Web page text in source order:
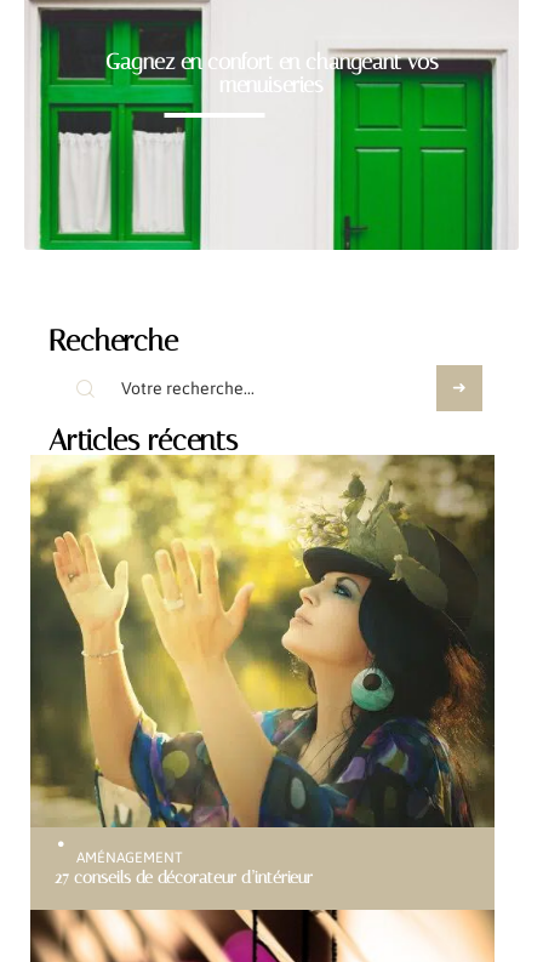
Gagnez en confort en changeant vos
menuiseries
Recherche
Articles récents
AMÉNAGEMENT
27 conseils de décorateur d’intérieur